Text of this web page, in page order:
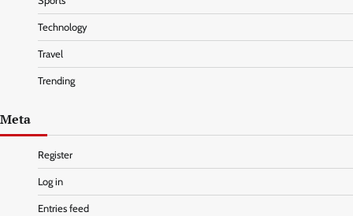
Technology
Travel
Trending
Meta
Register
Log in
Entries feed